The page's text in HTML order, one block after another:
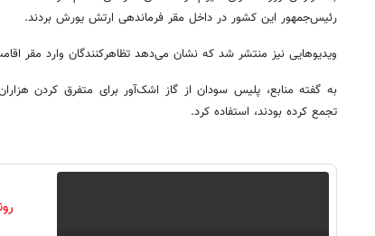
رئیس‌جمهور این کشور در داخل مقر فرماندهی ارتش یورش بردند.
ویدیوهایی نیز منتشر شد که نشان می‌دهد تظاهرکنندگان وارد مقر
به گفته منابع، پلیس سودان از گاز اشک‌آور برای متفرق کردن
تجمع کرده بودند، استفاده کرد.